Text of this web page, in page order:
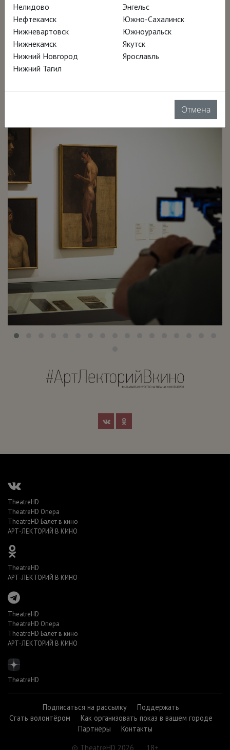
РАСПИСАНИЕ
Возможно, все показы в вашем городе уже
TheatreHD
TheatreHD Опера
TheatreHD Балет в кино
АРТ-ЛЕКТОРИЙ В КИНО
TheatreHD
АРТ-ЛЕКТОРИЙ В КИНО
TheatreHD
TheatreHD Опера
TheatreHD Балет в кино
АРТ-ЛЕКТОРИЙ В КИНО
TheatreHD
Подписаться на рассылку
Поддержать
Стать волонтёром
Как организовать показ в вашем городе
Партнёры
Контакты
© TheatreHD 2026
18+
Нелидово
Нефтекамск
Нижневартовск
Нижнекамск
Нижний Новгород
Нижний Тагил
Энгельс
Южно-Сахалинск
Южноуральск
Якутск
Ярославль
Отмена